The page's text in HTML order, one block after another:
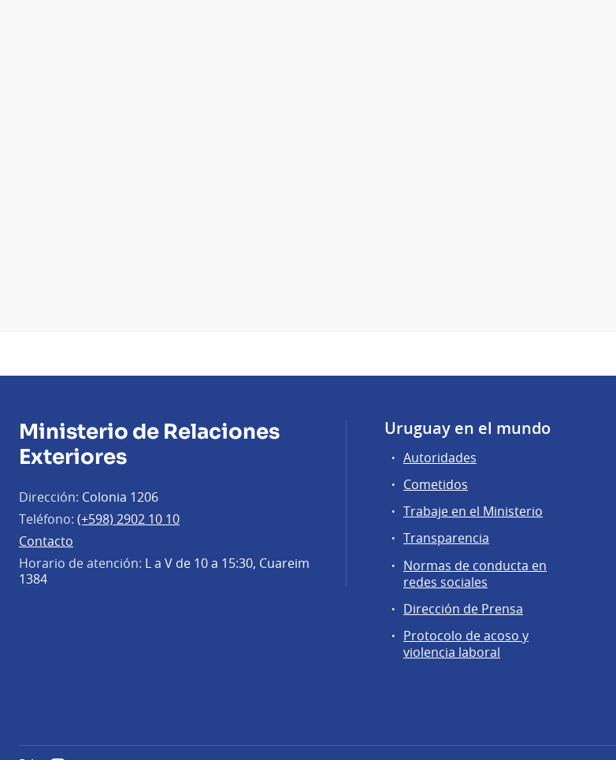
Ministerio de Relaciones
Exteriores
Dirección: Colonia 1206
Teléfono: (+598) 2902 10 10
Contacto
Horario de atención: L a V de 10 a 15:30, Cuareim
1384
Uruguay en el mundo
Autoridades
Cometidos
Trabaje en el Ministerio
Transparencia
Normas de conducta en
redes sociales
Dirección de Prensa
Protocolo de acoso y
violencia laboral